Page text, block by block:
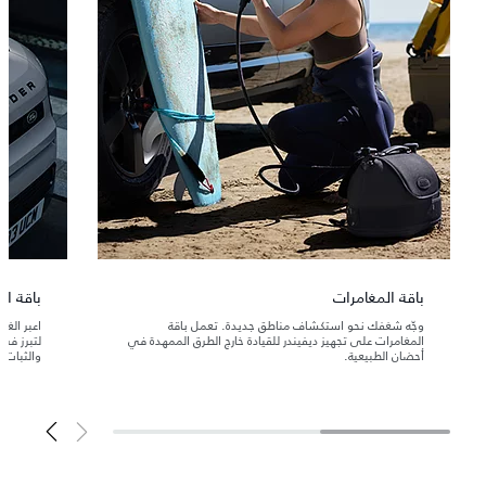
باقة المغامرات
وجّه شغفك نحو استكشاف مناطق جديدة. تعمل باقة
المغامرات على تجهيز ديفيندر للقيادة خارج الطرق الممهدة في
أحضان الطبيعية.
باقة
اعبر
لتبرز
والثبات.